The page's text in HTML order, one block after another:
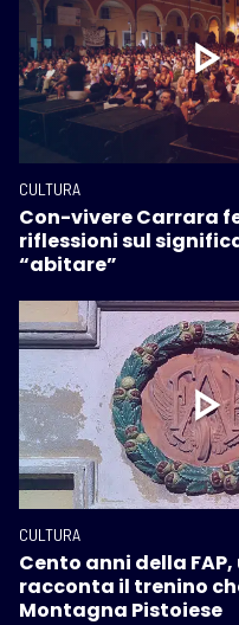
CULTURA
Con-vivere Carrara
riflessioni sul
“abitare”
CULTURA
Cento anni della
racconta il trenino
Montagna Pistoiese